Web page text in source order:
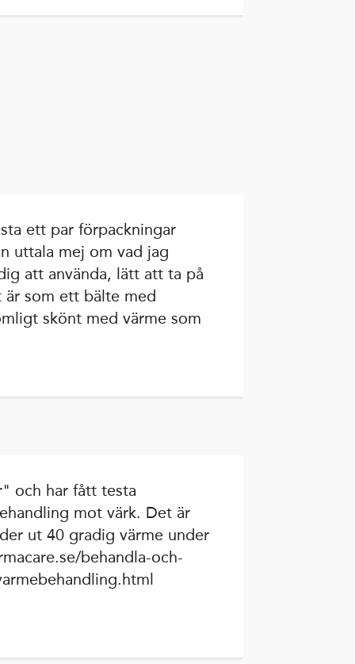
ett par förpackningar
uttala mej om vad jag
att använda, lätt att ta på
som ett bälte med
skönt med värme som
och har fått testa
mot värk. Det är
ut 40 gradig värme under
behandla-och-